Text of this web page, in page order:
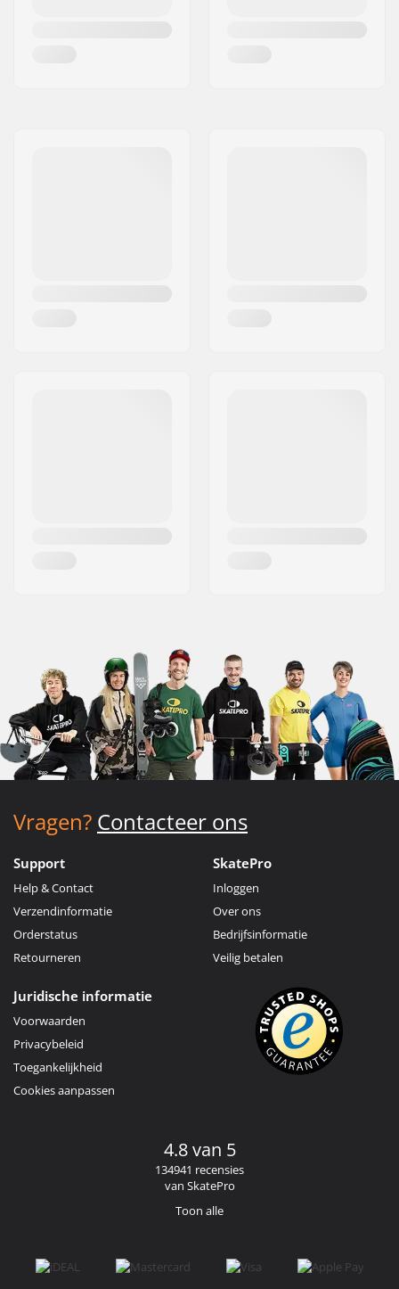
Vragen? Contacteer ons
Support
Help & Contact
Verzendinformatie
Orderstatus
Retourneren
SkatePro
Inloggen
Over ons
Bedrijfsinformatie
Veilig betalen
Juridische informatie
Voorwaarden
Privacybeleid
Toegankelijkheid
Cookies aanpassen
4.8 van 5
134941 recensies
van SkatePro
Toon alle